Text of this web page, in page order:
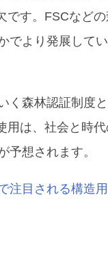
です。FSCなど
でより発展して
く森林認証制度
用は、社会と時
予想されます。
注目される構造